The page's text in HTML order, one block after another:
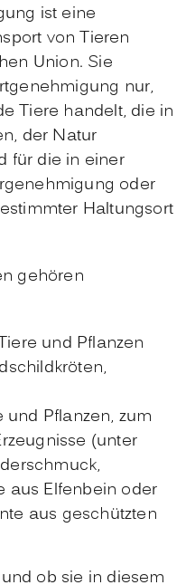
ist eine
von Tieren
Union. Sie
nur,
Tiere handelt, die in
der Natur
für die in einer
oder
Haltungsort
gehören
und Pflanzen
Pflanzen, zum
(unter
aus Elfenbein oder
aus geschützten
ob sie in diesem